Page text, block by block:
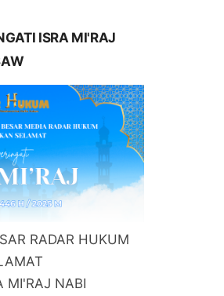
ISRA MI'RAJ
RADAR HUKUM
MI'RAJ NABI